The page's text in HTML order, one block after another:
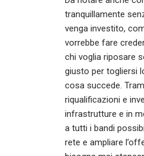
tranquillamente
venga investito,
vorrebbe fare
chi voglia riposare
giusto per togliersi
cosa succede.
riqualificazioni e
infrastrutture e in
a tutti i bandi
rete e ampliare